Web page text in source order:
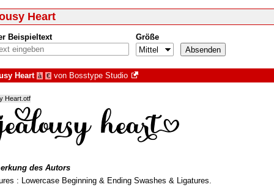
Heart
Beispieltext Größe
Heart à € von Bosstype Studio
Heart.otf
des Autors
: Lowercase Beginning & Ending Swashes & Ligatures.